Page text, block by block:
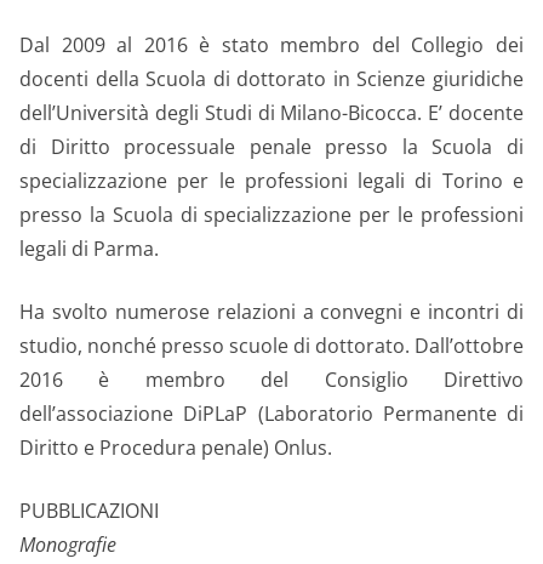
Dal 2009 al 2016 è stato membro del Collegio dei
docenti della Scuola di dottorato in Scienze giuridiche
dell’Università degli Studi di Milano-Bicocca. E’ docente
di Diritto processuale penale presso la Scuola di
specializzazione per le professioni legali di Torino e
presso la Scuola di specializzazione per le professioni
legali di Parma.
Ha svolto numerose relazioni a convegni e incontri di
studio, nonché presso scuole di dottorato. Dall’ottobre
2016 è membro del Consiglio Direttivo
dell’associazione DiPLaP (Laboratorio Permanente di
Diritto e Procedura penale) Onlus.
PUBBLICAZIONI
Monografie